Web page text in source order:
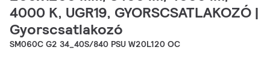
4000 K, UGR19, GYORSCSATLAKOZÓ |
Gyorscsatlakozó
SM060C G2 34_40S/840 PSU W20L120 OC